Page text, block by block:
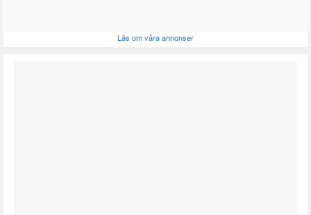
Läs om våra annonser